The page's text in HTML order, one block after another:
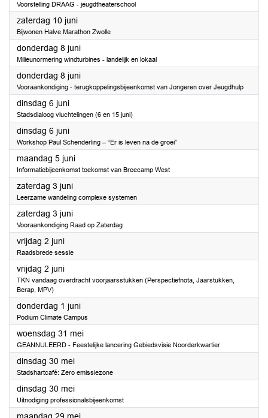
Voorstelling DRAAG - jeugdtheaterschool
zaterdag 10 juni2023
Bijwonen Halve Marathon Zwolle
donderdag 8 juni2023
Milieunormering windturbines - landelijk en lokaal
donderdag 8 juni2023
Vooraankondiging - terugkoppelingsbijeenkomst van Jongeren over Jeugdhulp
dinsdag 6 juni2023
Stadsdialoog vluchtelingen (6 en 15 juni)
dinsdag 6 juni2023
Workshop Paul Schenderling – “Er is leven na de groei”
maandag 5 juni2023
Informatiebijeenkomst toekomst van Breecamp West
zaterdag 3 juni2023
Leerzame wandeling complexe systemen
zaterdag 3 juni2023
Vooraankondiging Raad op Zaterdag
vrijdag 2 juni2023
Raadsbrede sessie
vrijdag 2 juni2023
TKN vandaag overdracht voorjaarsstukken (Perspectiefnota, Jaarstukken,
Berap, MPV)
donderdag 1 juni2023
Podium Climate Campus
woensdag 31 mei2023
GEANNULEERD - Feestelijke lancering Gebiedsvisie Noorderkwartier
dinsdag 30 mei2023
Stadshartcafé: Zero emissiezone
dinsdag 30 mei2023
Uitnodiging professionalsbijeenkomst
2023